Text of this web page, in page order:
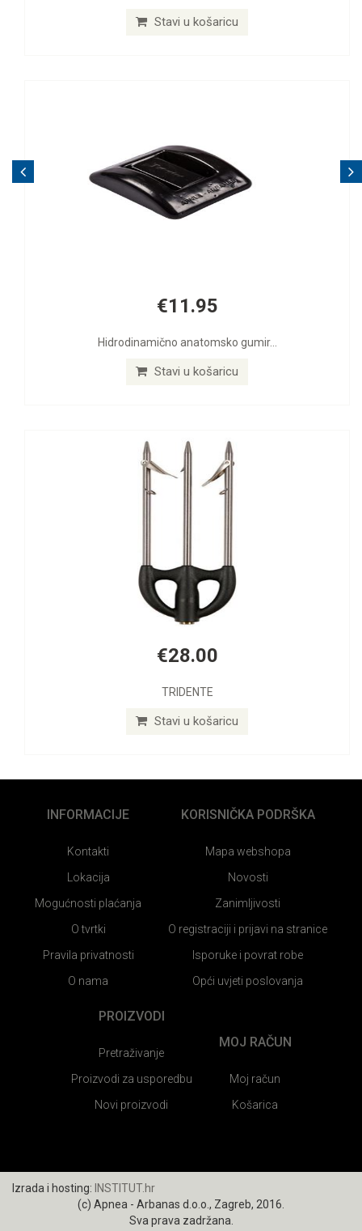
anatomsko gumir...
INFORMACIJE
Kontakti
Lokacija
Mogućnosti plaćanja
O tvrtki
Pravila privatnosti
O nama
KORISNIČKA PODRŠKA
Mapa webshopa
Novosti
Zanimljivosti
O registraciji i prijavi na stranice
Isporuke i povrat robe
Opći uvjeti poslovanja
PROIZVODI
Pretraživanje
Proizvodi za usporedbu
Novi proizvodi
MOJ RAČUN
Moj račun
Košarica
Izrada i hosting: INSTITUT.hr
(c) Apnea - Arbanas d.o.o., Zagreb, 2016.
Sva prava zadržana.